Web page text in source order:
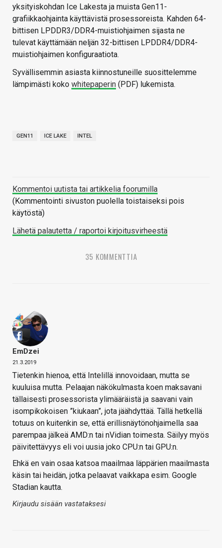
yksityiskohdan Ice Lakesta ja muista Gen11-
grafiikkaohjainta käyttävistä prosessoreista. Kahden 64-
bittisen LPDDR3/DDR4-muistiohjaimen sijasta ne
tulevat käyttämään neljän 32-bittisen LPDDR4/DDR4-
muistiohjaimen konfiguraatiota.
Syvällisemmin asiasta kiinnostuneille suosittelemme
lämpimästi koko whitepaperin (PDF) lukemista.
GEN11 ICE LAKE INTEL
Kommentoi uutista tai artikkelia foorumilla
(Kommentointi sivuston puolella toistaiseksi pois
käytöstä)
Lähetä palautetta / raportoi kirjoitusvirheestä
35 KOMMENTTIA
EmDzei
21.3.2019
Tietenkin hienoa, että Intelillä innovoidaan, mutta se
kuuluisa mutta. Pelaajan näkökulmasta koen maksavani
tällaisesti prosessorista ylimääräistä ja saavani vain
isompikokoisen ”kiukaan”, jota jäähdyttää. Tällä hetkellä
totuus on kuitenkin se, että erillisnäytönohjaimella saa
parempaa jälkeä AMD:n tai nVidian toimesta. Säilyy myös
päivitettävyys eli voi uusia joko CPU:n tai GPU:n.
Ehkä en vain osaa katsoa maailmaa läppärien maailmasta
käsin tai heidän, jotka pelaavat vaikkapa esim. Google
Stadian kautta.
Kirjaudu sisään vastataksesi